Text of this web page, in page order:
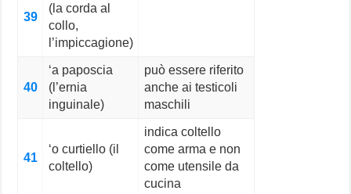
39
(la corda al
collo,
l’impiccagione)
40
‘a paposcia
(l’ernia
inguinale)
può essere riferito
anche ai testicoli
maschili
41
‘o curtiello (il
coltello)
indica coltello
come arma e non
come utensile da
cucina